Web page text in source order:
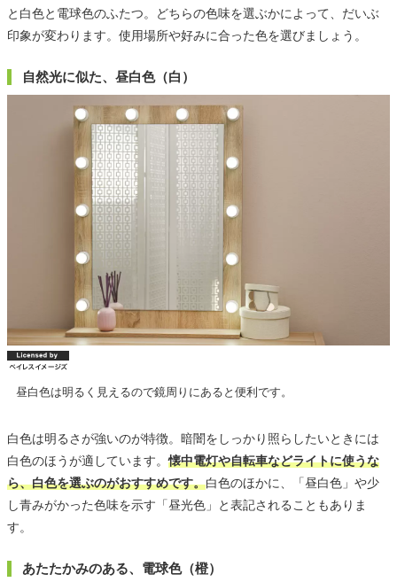
と白色と電球色のふたつ。どちらの色味を選ぶかによって、だいぶ
印象が変わります。使用場所や好みに合った色を選びましょう。
自然光に似た、昼白色（白）
昼白色は明るく見えるので鏡周りにあると便利です。
白色は明るさが強いのが特徴。暗闇をしっかり照らしたいときには
白色のほうが適しています。懐中電灯や自転車などライトに使うな
ら、白色を選ぶのがおすすめです。白色のほかに、「昼白色」や少
し青みがかった色味を示す「昼光色」と表記されることもありま
す。
あたたかみのある、電球色（橙）